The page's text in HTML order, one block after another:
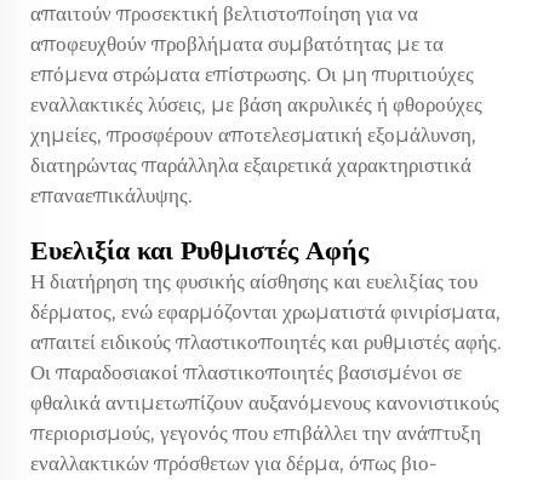
απαιτούν προσεκτική βελτιστοποίηση για να
αποφευχθούν προβλήματα συμβατότητας με τα
επόμενα στρώματα επίστρωσης. Οι μη πυριτιούχες
εναλλακτικές λύσεις, με βάση ακρυλικές ή φθορούχες
χημείες, προσφέρουν αποτελεσματική εξομάλυνση,
διατηρώντας παράλληλα εξαιρετικά χαρακτηριστικά
επαναεπικάλυψης.
Ευελιξία και Ρυθμιστές Αφής
Η διατήρηση της φυσικής αίσθησης και ευελιξίας του
δέρματος, ενώ εφαρμόζονται χρωματιστά φινιρίσματα,
απαιτεί ειδικούς πλαστικοποιητές και ρυθμιστές αφής.
Οι παραδοσιακοί πλαστικοποιητές βασισμένοι σε
φθαλικά αντιμετωπίζουν αυξανόμενους κανονιστικούς
περιορισμούς, γεγονός που επιβάλλει την ανάπτυξη
εναλλακτικών πρόσθετων για δέρμα, όπως βιο-